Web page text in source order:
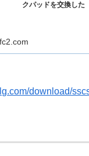
クパッドを交換した
download/